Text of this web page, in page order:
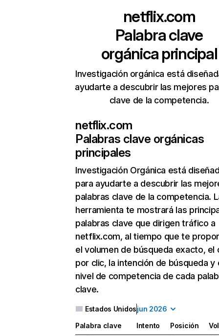
netflix.com
Palabra clave
orgánica principal
Investigación orgánica está
ayudarte a descubrir las mejores
clave de la competencia.
netflix.com
Palabras clave orgánicas
principales
Investigación Orgánica está
para ayudarte a descubrir las
palabras clave de la competencia.
herramienta te mostrará las
palabras clave que dirigen tráfico a
netflix.com, al tiempo que te
el volumen de búsqueda exacto, el
por clic, la intención de búsqueda y
nivel de competencia de cada
clave.
Estados Unidosjun 2026
Palabra clave Intento Posición